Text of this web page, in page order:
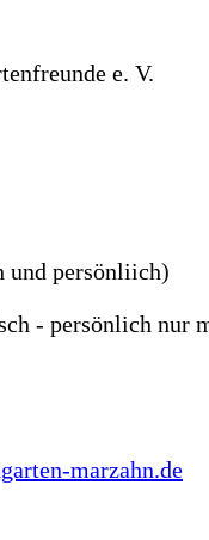
e. V.
und persönliich)
- persönlich nur
marzahn.de